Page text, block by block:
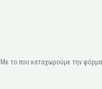
Με το που καταχωρούμε την φόρμα,